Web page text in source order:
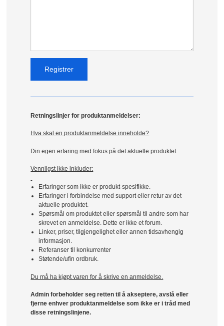
Retningslinjer for produktanmeldelser:
Hva skal en produktanmeldelse inneholde?
Din egen erfaring med fokus på det aktuelle produktet.
Vennligst ikke inkluder:
Erfaringer som ikke er produkt-spesifikke.
Erfaringer i forbindelse med support eller retur av det
aktuelle produktet.
Spørsmål om produktet eller spørsmål til andre som har
skrevet en anmeldelse. Dette er ikke et forum.
Linker, priser, tilgjengelighet eller annen tidsavhengig
informasjon.
Referanser til konkurrenter
Støtende/ufin ordbruk.
Du må ha kjøpt varen for å skrive en anmeldelse.
Admin forbeholder seg retten til å akseptere, avslå eller
fjerne enhver produktanmeldelse som ikke er i tråd med
disse retningslinjene.